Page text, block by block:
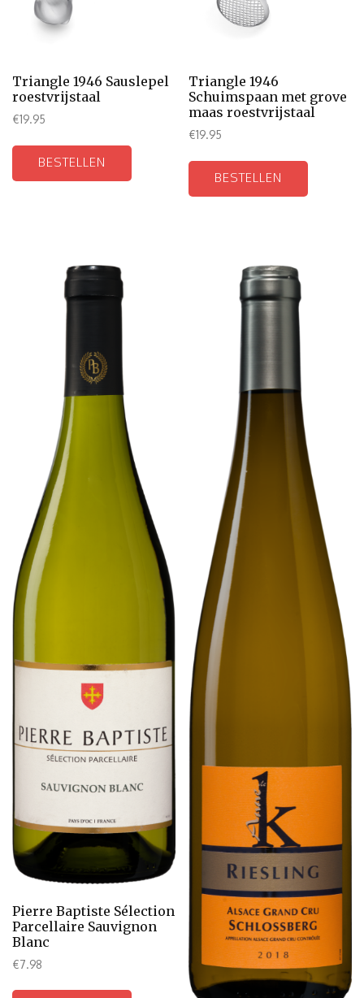
Triangle 1946 Sauslepel
roestvrijstaal
€19.95
BESTELLEN
Triangle 1946
Schuimspaan met grove
maas roestvrijstaal
€19.95
BESTELLEN
Pierre Baptiste Sélection
Parcellaire Sauvignon
Blanc
€7.98